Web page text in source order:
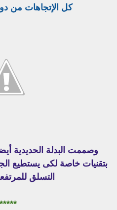
كل الإتجاهات من
وصممت البدلة الحديدية
بتقنيات خاصة لكى يستطيع
التسلق